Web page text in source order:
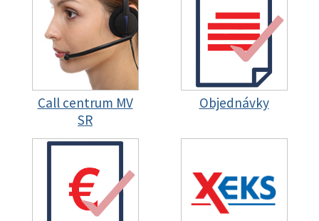
Call centrum MV
SR
Objednávky